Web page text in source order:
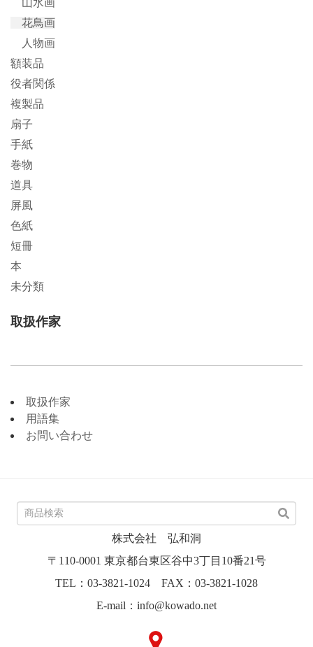
山水画
花鳥画
人物画
額装品
役者関係
複製品
扇子
手紙
巻物
道具
屏風
色紙
短冊
本
未分類
取扱作家
取扱作家
用語集
お問い合わせ
株式会社 弘和洞
〒110-0001 東京都台東区谷中3丁目10番21号
TEL：03-3821-1024 FAX：03-3821-1028
E-mail：info@kowado.net